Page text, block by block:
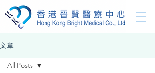
文章
All Posts